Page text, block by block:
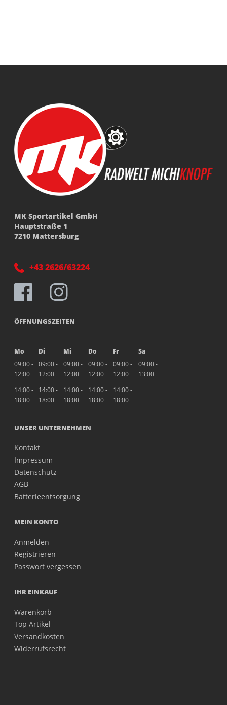
MK Sportartikel GmbH
Hauptstraße 1
7210 Mattersburg
+43 2626/63224
ÖFFNUNGSZEITEN
Mo Di Mi Do Fr
Sa
09:00 -
12:00
09:00 -
12:00
09:00 -
12:00
09:00 -
12:00
09:00 -
12:00
09:00 -
13:00
14:00 -
18:00
14:00 -
18:00
14:00 -
18:00
14:00 -
18:00
14:00 -
18:00
UNSER UNTERNEHMEN
Kontakt
Impressum
Datenschutz
AGB
Batterieentsorgung
MEIN KONTO
Anmelden
Registrieren
Passwort vergessen
IHR EINKAUF
Warenkorb
Top Artikel
Versandkosten
Widerrufsrecht